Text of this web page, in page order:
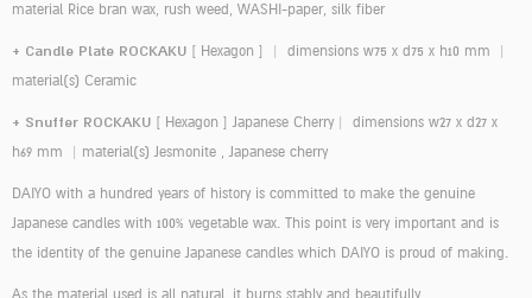
material Rice bran wax, rush weed, WASHI-paper, silk fiber
+ Candle Plate ROCKAKU [ Hexagon ] | dimensions w75 x d75 x h10 mm |
material(s) Ceramic
+ Snuffer ROCKAKU [ Hexagon ] Japanese Cherry | dimensions w27 x d27 x
h69 mm | material(s) Jesmonite , Japanese cherry
DAIYO with a hundred years of history is committed to make the genuine
Japanese candles with 100% vegetable wax. This point is very important and is
the identity of the genuine Japanese candles which DAIYO is proud of making.
As the material used is all natural, it burns stably and beautifully